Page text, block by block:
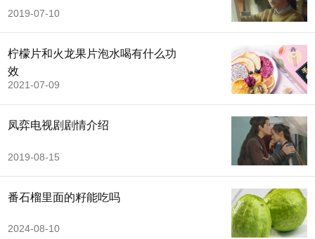
2019-07-10
柠檬片和火龙果片泡水喝有什么功
效
2021-07-09
凤弈电视剧剧情介绍
2019-08-15
番石榴里面的籽能吃吗
2024-08-10